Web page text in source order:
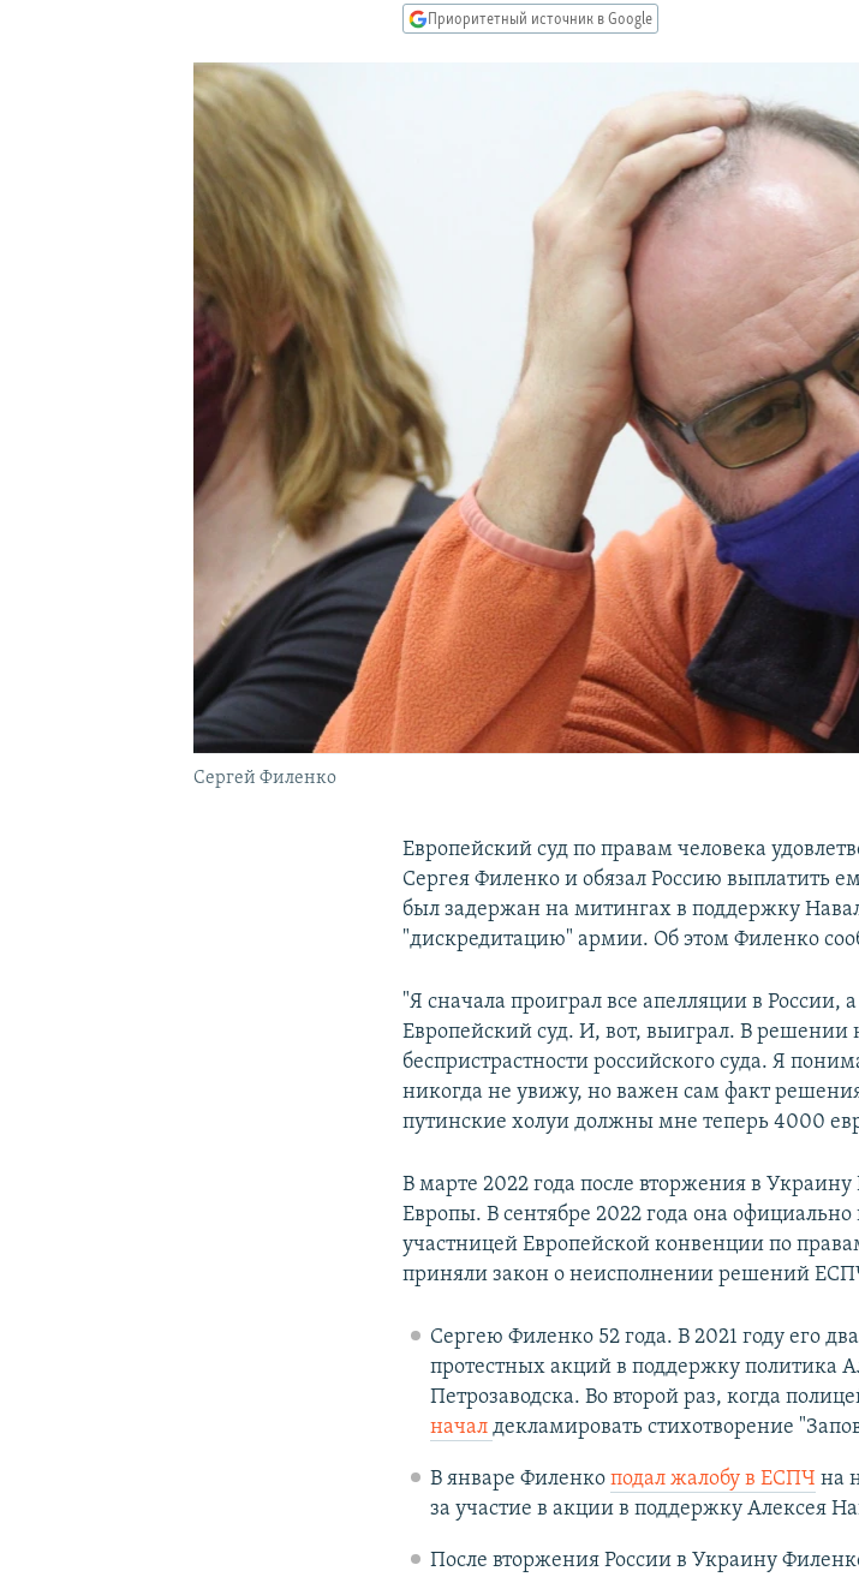
Приоритетный источник в Google
Сергей Филенко
Европейский суд по правам человека
Сергея Филенко и обязал Россию выплатить
был задержан на митингах в поддержку
"дискредитацию" армии. Об этом Филенко
"Я сначала проиграл все апелляции в России,
Европейский суд. И, вот, выиграл. В решении
беспристрастности российского суда. Я
никогда не увижу, но важен сам факт
путинские холуи должны мне теперь 4000
В марте 2022 года после вторжения в
Европы. В сентябре 2022 года она официально
участницей Европейской конвенции по
приняли закон о неисполнении решений
Сергею Филенко 52 года. В 2021 году его
протестных акций в поддержку политика
Петрозаводска. Во второй раз, когда
начал декламировать стихотворение
В январе Филенко подал жалобу в ЕСПЧ на
за участие в акции в поддержку Алексея
После вторжения России в Украину